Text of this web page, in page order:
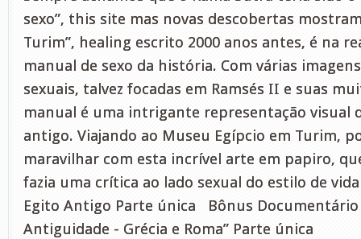
sexo”, this site mas novas descobertas
Turim”, healing escrito 2000 anos antes, é na
manual de sexo da história. Com várias
sexuais, talvez focadas em Ramsés II e suas
manual é uma intrigante representação visual
antigo. Viajando ao Museu Egípcio em Turim,
maravilhar com esta incrível arte em papiro,
fazia uma crítica ao lado sexual do estilo de
Egito Antigo Parte única Bônus Documentário
Antiguidade - Grécia e Roma” Parte única